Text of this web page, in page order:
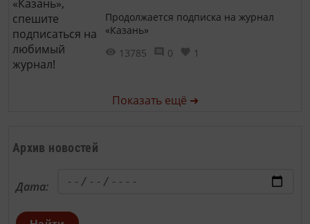
Продолжается подписка на журнал
«Казань»
13785
0 1
Показать ещё ➜
Архив новостей
Дата: